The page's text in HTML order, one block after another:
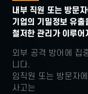
외부 공격 방어에 집
니다.
임직원 또는 방문자
사고는
내부 직원 또는 방문
기업의 기밀정보 유출
철저한 관리가 이루어